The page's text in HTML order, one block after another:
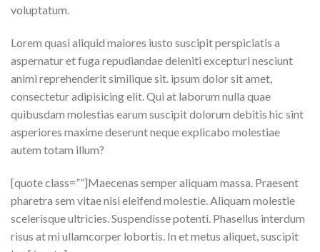
voluptatum.
Lorem quasi aliquid maiores iusto suscipit perspiciatis a
aspernatur et fuga repudiandae deleniti excepturi nesciunt
animi reprehenderit similique sit. ipsum dolor sit amet,
consectetur adipisicing elit. Qui at laborum nulla quae
quibusdam molestias earum suscipit dolorum debitis hic sint
asperiores maxime deserunt neque explicabo molestiae
autem totam illum?
[quote class=””]Maecenas semper aliquam massa. Praesent
pharetra sem vitae nisi eleifend molestie. Aliquam molestie
scelerisque ultricies. Suspendisse potenti. Phasellus interdum
risus at mi ullamcorper lobortis. In et metus aliquet, suscipit